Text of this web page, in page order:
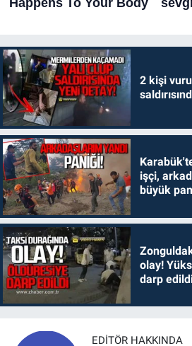
2 kişi
işçi,
büyük
olay!
darp
EDITÖR HAKKINDA